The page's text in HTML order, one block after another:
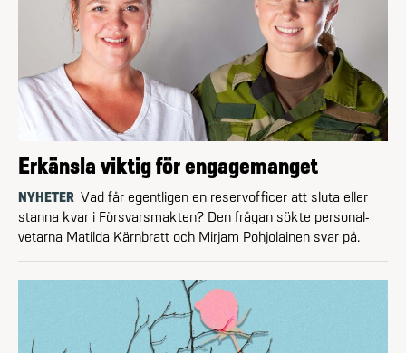
Erkänsla viktig för engagemanget
NYHETER Vad får egentligen en reservofficer att sluta eller
stanna kvar i Försvarsmakten? Den frågan sökte personal­
vetarna Matilda Kärnbratt och Mirjam Pohjolainen svar på.